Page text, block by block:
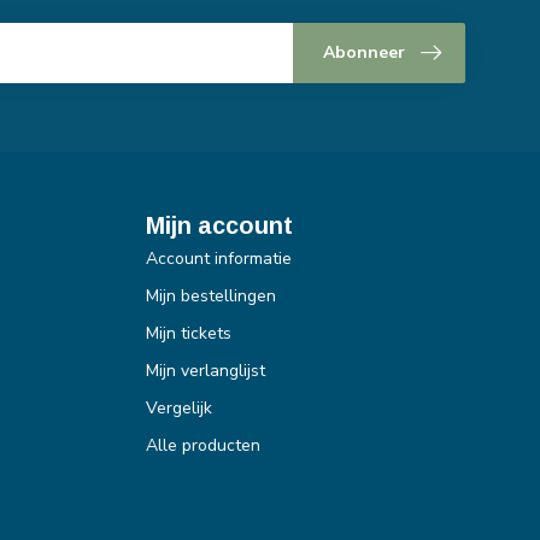
Abonneer
Mijn account
Account informatie
Mijn bestellingen
Mijn tickets
Mijn verlanglijst
Vergelijk
Alle producten